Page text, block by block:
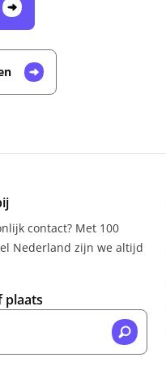
contact? Met 100
Nederland zijn we altijd
plaats